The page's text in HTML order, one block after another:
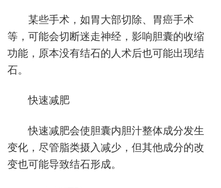
某些手术，如胃大部切除、胃癌手术
等，可能会切断迷走神经，影响胆囊的收缩
功能，原本没有结石的人术后也可能出现结
石。
快速减肥
快速减肥会使胆囊内胆汁整体成分发生
变化，尽管脂类摄入减少，但其他成分的改
变也可能导致结石形成。